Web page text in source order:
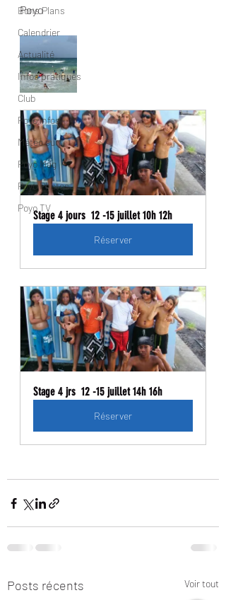
Bons Plans
Calendrier
Actualité
Infos pratiques
Club
Poyo infos
Météo surf
Poyo Mag
Poyo Photos
Poyo TV
Poyo
Stage 4 jours  12 -15 juillet 10h 12h
Réserver
Stage 4 jrs  12 -15 juillet 14h 16h
Réserver
Posts récents Voir tout